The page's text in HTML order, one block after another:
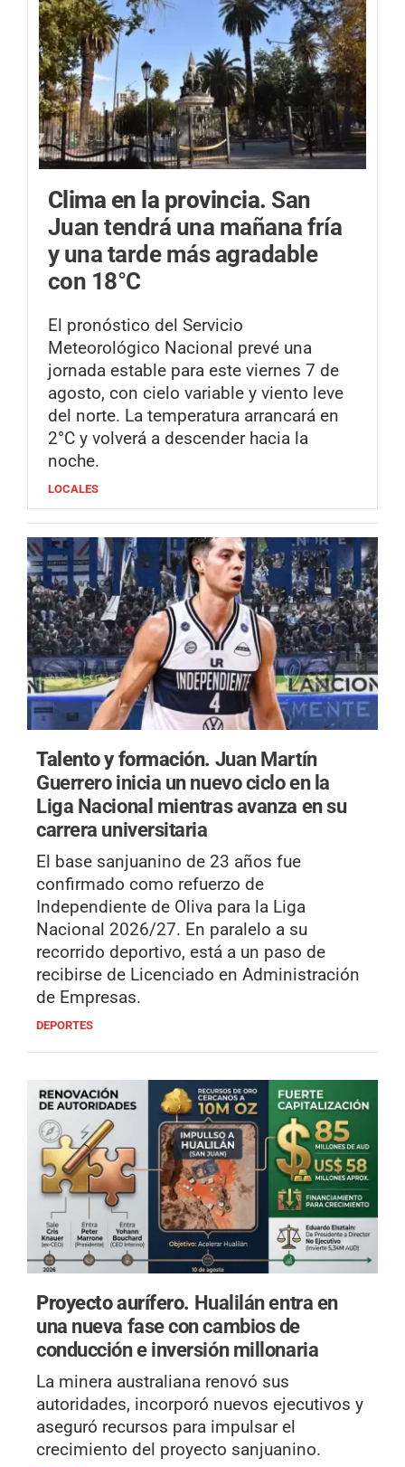
Clima en la provincia. San
Juan tendrá una mañana fría
y una tarde más agradable
con 18°C
El pronóstico del Servicio
Meteorológico Nacional prevé una
jornada estable para este viernes 7 de
agosto, con cielo variable y viento leve
del norte. La temperatura arrancará en
2°C y volverá a descender hacia la
noche.
LOCALES
Talento y formación. Juan Martín
Guerrero inicia un nuevo ciclo en la
Liga Nacional mientras avanza en su
carrera universitaria
El base sanjuanino de 23 años fue
confirmado como refuerzo de
Independiente de Oliva para la Liga
Nacional 2026/27. En paralelo a su
recorrido deportivo, está a un paso de
recibirse de Licenciado en Administración
de Empresas.
DEPORTES
Proyecto aurífero. Hualilán entra en
una nueva fase con cambios de
conducción e inversión millonaria
La minera australiana renovó sus
autoridades, incorporó nuevos ejecutivos y
aseguró recursos para impulsar el
crecimiento del proyecto sanjuanino.